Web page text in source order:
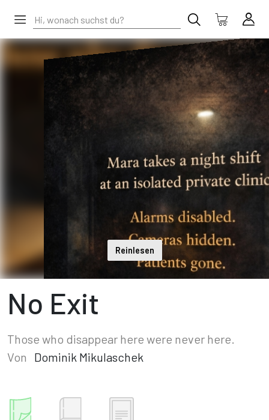
Reinlesen
No Exit
Those who disappear here were never here.
Von
Dominik Mikulaschek